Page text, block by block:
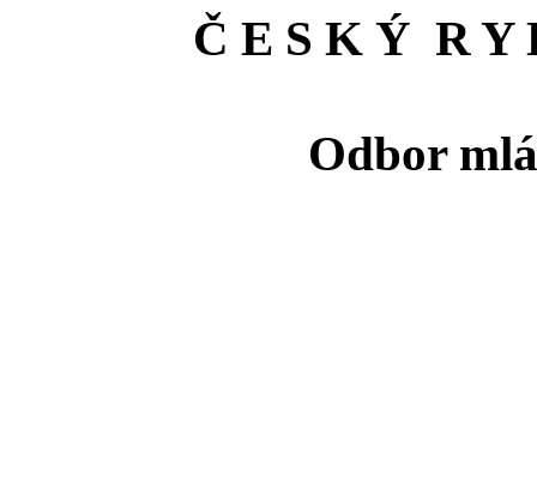
Č E S K Ý R Y
Odbor